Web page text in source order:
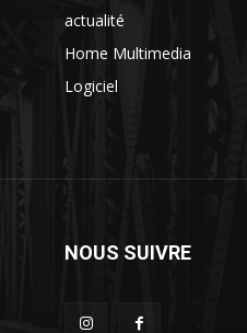
actualité
Home Multimedia
Logiciel
NOUS SUIVRE